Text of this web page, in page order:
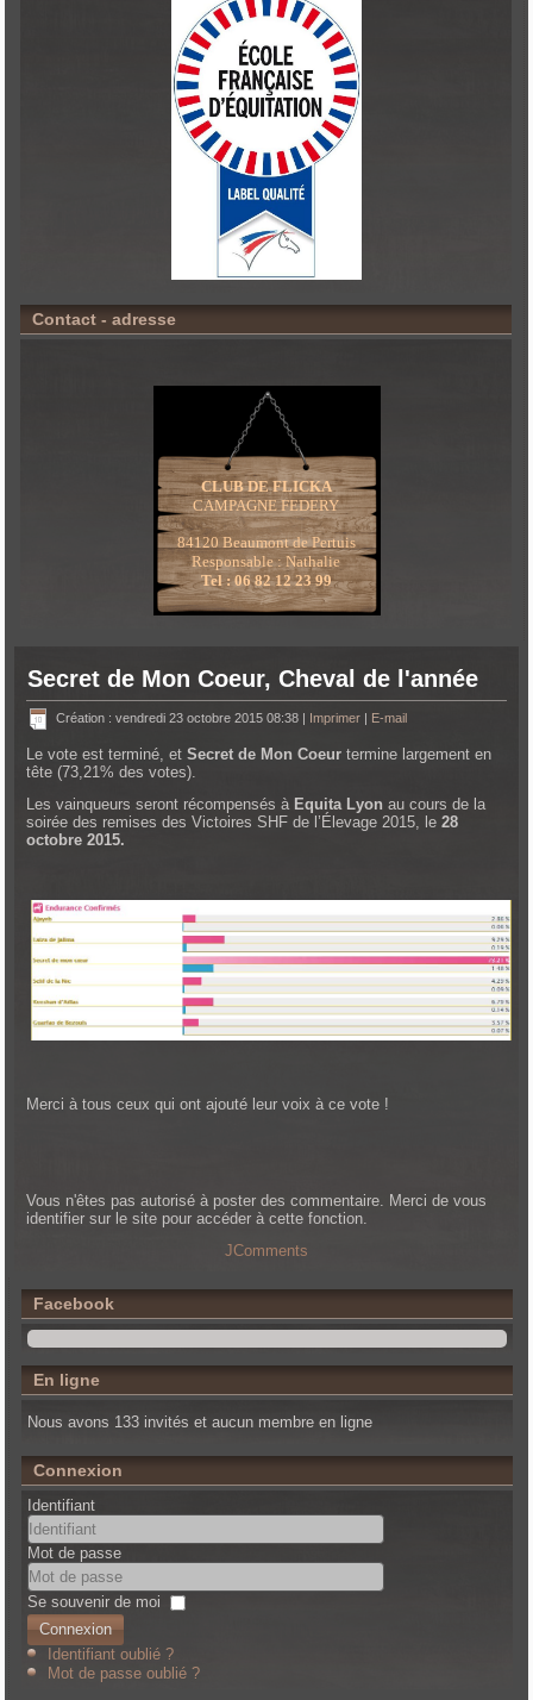
Contact - adresse
CLUB DE FLICKA
CAMPAGNE FEDERY
84120 Beaumont de Pertuis
Responsable : Nathalie
Tel : 06 82 12 23 99
Secret de Mon Coeur, Cheval de l'année
Création : vendredi 23 octobre 2015 08:38 | Imprimer | E-mail
Le vote est terminé, etSecret de Mon Coeur termine largement en
tête (73,21% des votes).
Les vainqueurs seront récompensés à Equita Lyon au cours de la
soirée des remises des Victoires SHF de l’Élevage 2015, le 28
octobre 2015.
Merci à tous ceux qui ont ajouté leur voix à ce vote !
Vous n'êtes pas autorisé à poster des commentaire. Merci de vous
identifier sur le site pour accéder à cette fonction.
JComments
Facebook
En ligne
Nous avons 133 invités et aucun membre en ligne
Connexion
Identifiant
Mot de passe
Se souvenir de moi
Connexion
Identifiant oublié ?
Mot de passe oublié ?